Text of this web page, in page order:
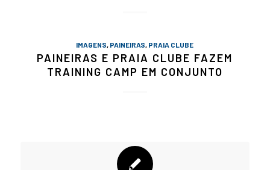
IMAGENS, PAINEIRAS, PRAIA CLUBE
PAINEIRAS E PRAIA CLUBE FAZEM
TRAINING CAMP EM CONJUNTO